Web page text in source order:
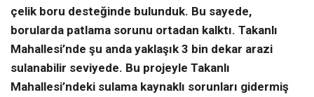
çelik boru desteğinde bulunduk. Bu sayede,
borularda patlama sorunu ortadan kalktı. Takanlı
Mahallesi’nde şu anda yaklaşık 3 bin dekar arazi
sulanabilir seviyede. Bu projeyle Takanlı
Mahallesi’ndeki sulama kaynaklı sorunları gidermiş